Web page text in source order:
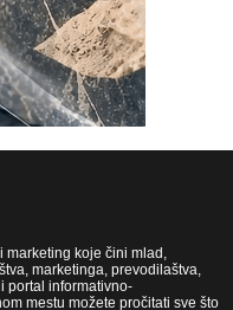
marketing koje čini mlad,
marketinga, prevodilaštva,
portal informativno-
mestu možete pročitati sve što